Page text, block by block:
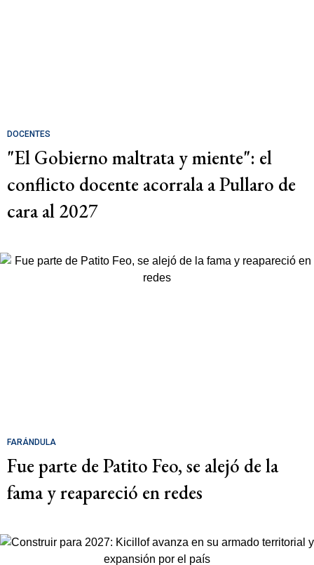
DOCENTES
"El Gobierno maltrata y miente": el
conflicto docente acorrala a Pullaro de
cara al 2027
FARÁNDULA
Fue parte de Patito Feo, se alejó de la
fama y reapareció en redes